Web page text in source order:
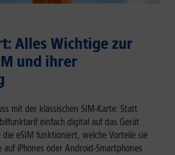
Alles Wichtige zur
und ihrer
mit der klassischen SIM-Karte: Statt
einfach digital auf das Gerät
die eSIM funktioniert, welche Vorteile sie
iPhones oder Android-Smartphones